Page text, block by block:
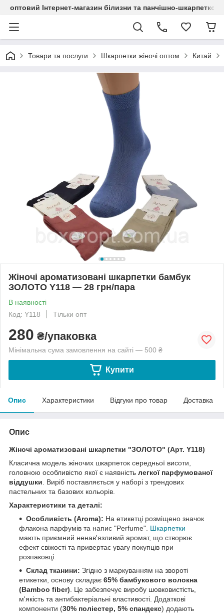
оптовий Інтернет-магазин білизни та панчішно-
Товари та послуги Шкарпетки жіночі оптом Китай
Жіночі ароматизовані шкарпетки бамбук
ЗОЛОТО Y118 — 28 грн/пара
В наявності
Код: Y118
Тільки опт
280 ₴/упаковка
Мінімальна сума замовлення на сайті — 500 ₴
Купити
Опис Характеристики Відгуки про товар Доставка
Опис
Жіночі ароматизовані шкарпетки "ЗОЛОТО" (Арт. Y118)
Класична модель жіночих шкарпеток середньої висоти,
головною особливістю якої є наявність легкої парфумованої
віддушки . Виріб поставляється у наборі з трендових
пастельних та базових кольорів.
Характеристики та деталі:
Особливість (Aroma): На етикетці розміщено значок
флакона парфумів та напис "Perfume". Шкарпетки
мають приємний ненав'язливий аромат, що створює
ефект свіжості та привертає увагу покупців при
розпаковці.
Склад тканини: Згідно з маркуванням на звороті
етикетки, основу складає 65% бамбукового волокна
(Bamboo fiber) . Це забезпечує виробу шовковистість,
м'якість та антибактеріальні властивості. Додаткові
компоненти (30% поліестер, 5% спандекс) додають